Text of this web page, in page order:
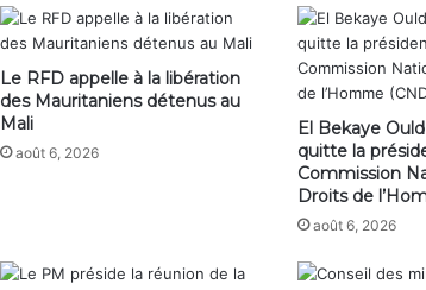
Le RFD appelle à la libération
des Mauritaniens détenus au
Mali
août 6, 2026
El Bekaye
quitte la
Commission
Droits de
août 6, 2026